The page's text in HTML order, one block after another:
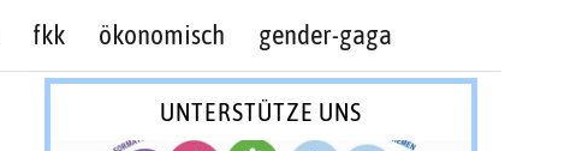
fkk ökonomisch gender-gaga
UNTERSTÜTZE UNS